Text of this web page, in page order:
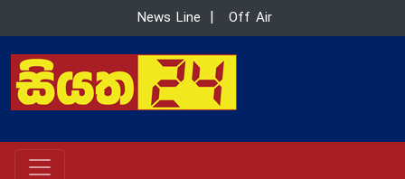
News Line Off Air